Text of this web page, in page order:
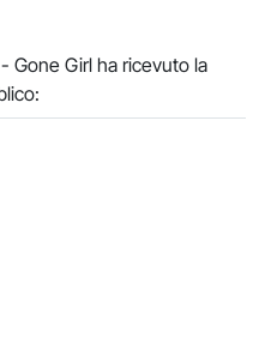
Gone Girl ha ricevuto la